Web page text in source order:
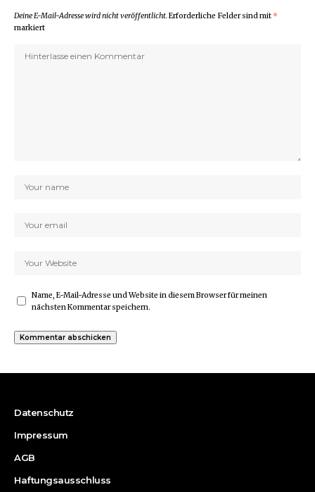
Deine E-Mail-Adresse wird nicht veröffentlicht.Erforderliche Felder sind mit *
markiert
Name, E-Mail-Adresse und Website in diesem Browser für meinen
nächsten Kommentar speichern.
Datenschutz
Impressum
AGB
Haftungsausschluss